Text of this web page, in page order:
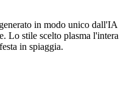
in modo unico dall'IA
Lo stile scelto plasma l'intera
in spiaggia.